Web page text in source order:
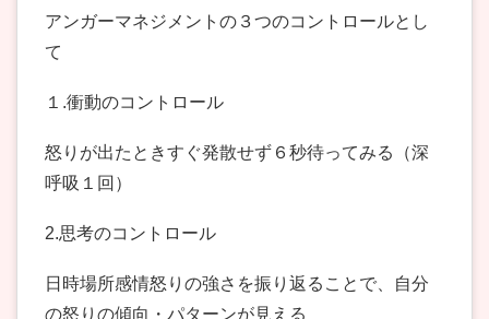
アンガーマネジメントの３つのコントロールとし
て
１.衝動のコントロール
怒りが出たときすぐ発散せず６秒待ってみる（深
呼吸１回）
2.思考のコントロール
日時場所感情怒りの強さを振り返ることで、自分
の怒りの傾向・パターンが見える